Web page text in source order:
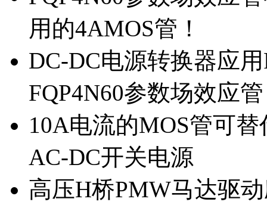
用的4AMOS管！
DC-DC电源转换器应
FQP4N60参数场效应
10A电流的MOS管可
AC-DC开关电源
高压H桥PMW马达驱